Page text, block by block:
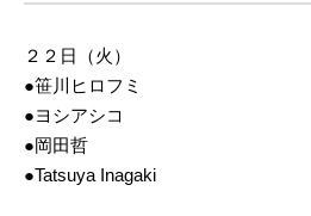
２２日（火）
●笹川ヒロフミ
●ヨシアシコ
●岡田哲
●Tatsuya Inagaki